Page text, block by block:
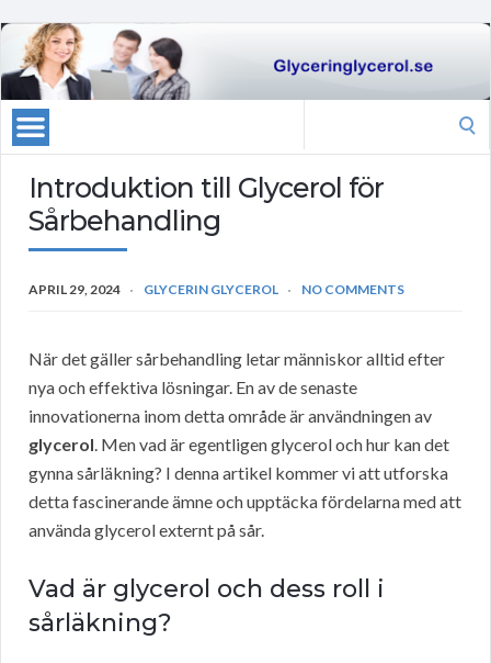
Introduktion till Glycerol för
Sårbehandling
APRIL 29, 2024 GLYCERIN GLYCEROL NO COMMENTS
När det gäller sårbehandling letar människor alltid efter
nya och effektiva lösningar. En av de senaste
innovationerna inom detta område är användningen av
glycerol. Men vad är egentligen glycerol och hur kan det
gynna sårläkning? I denna artikel kommer vi att utforska
detta fascinerande ämne och upptäcka fördelarna med att
använda glycerol externt på sår.
Vad är glycerol och dess roll i
sårläkning?